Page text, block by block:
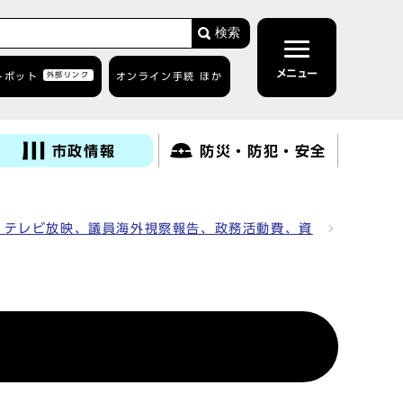
検索
ボット 外部リンク オンライン手続 ほか メニュー
市政情報 防災・防犯・安全
レビ放映、議員海外視察報告、政務活動費、資